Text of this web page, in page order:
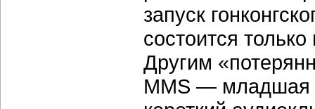
запуск
состоится
Другим
MMS — младшая